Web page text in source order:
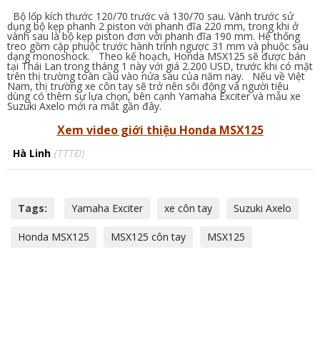
Bộ lốp kích thước 120/70 trước và 130/70 sau. Vành trước sử
dụng bộ kẹp phanh 2 piston với phanh đĩa 220 mm, trong khi ở
vành sau là bộ kẹp piston đơn với phanh đĩa 190 mm. Hệ thống
treo gồm cặp phuộc trước hành trình ngược 31 mm và phuộc sau
dạng monoshock. Theo kế hoạch, Honda MSX125 sẽ được bán
tại Thái Lan trong tháng 1 này với giá 2.200 USD, trước khi có mặt
trên thị trường toàn cầu vào nửa sau của năm nay. Nếu về Việt
Nam, thị trường xe côn tay sẽ trở nên sôi động và người tiêu
dùng có thêm sự lựa chọn, bên cạnh Yamaha Exciter và mẫu xe
Suzuki Axelo mới ra mắt gần đây.
Xem video giới thiệu Honda MSX125
Hà Linh (TTTĐ)
Tags: Yamaha Exciter xe côn tay Suzuki Axelo
Honda MSX125 MSX125 côn tay MSX125